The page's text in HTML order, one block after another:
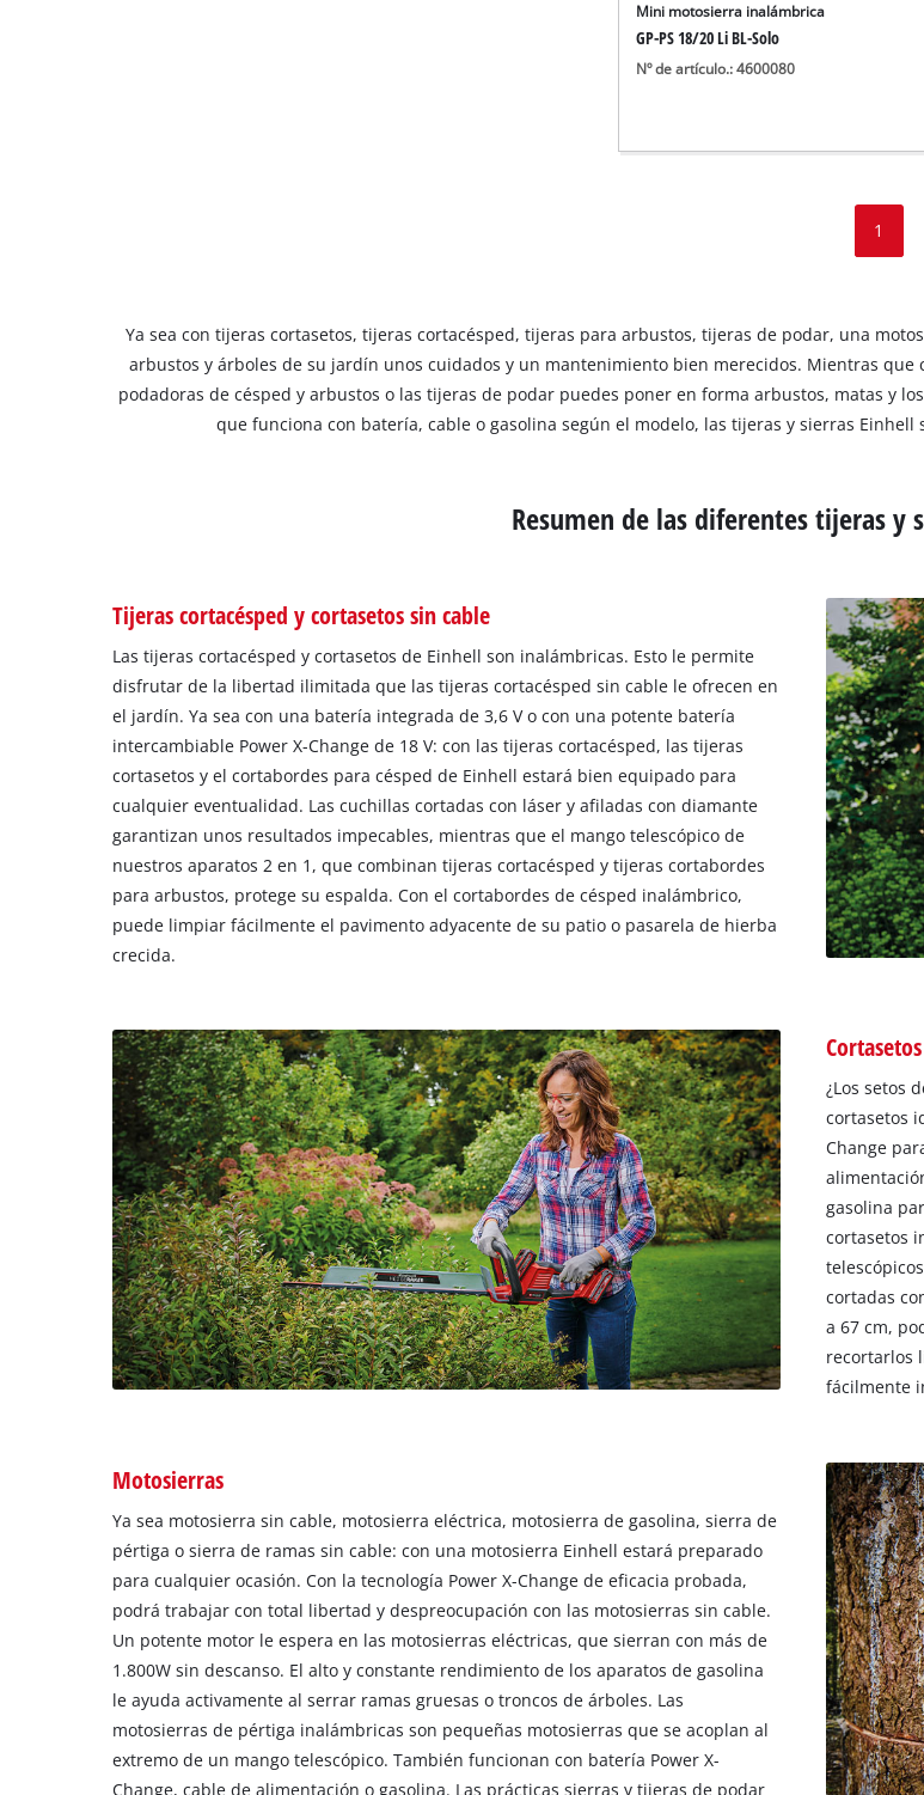
Mini motosierra inalámbrica
GP-PS 18/20 Li BL-Solo
Nº de artículo.: 4600080
1
Ya sea con tijeras cortasetos, tijeras cortacésped, tijeras para arbustos, tijeras de podar, una
arbustos y árboles de su jardín unos cuidados y un mantenimiento bien merecidos. Mientras
podadoras de césped y arbustos o las tijeras de podar puedes poner en forma arbustos, matas y
que funciona con batería, cable o gasolina según el modelo, las tijeras y sierras
Resumen de las diferentes tijeras y
Tijeras cortacésped y cortasetos sin cable
Las tijeras cortacésped y cortasetos de Einhell son inalámbricas. Esto le permite
disfrutar de la libertad ilimitada que las tijeras cortacésped sin cable le ofrecen en
el jardín. Ya sea con una batería integrada de 3,6 V o con una potente batería
intercambiable Power X-Change de 18 V: con las tijeras cortacésped, las tijeras
cortasetos y el cortabordes para césped de Einhell estará bien equipado para
cualquier eventualidad. Las cuchillas cortadas con láser y afiladas con diamante
garantizan unos resultados impecables, mientras que el mango telescópico de
nuestros aparatos 2 en 1, que combinan tijeras cortacésped y tijeras cortabordes
para arbustos, protege su espalda. Con el cortabordes de césped inalámbrico,
puede limpiar fácilmente el pavimento adyacente de su patio o pasarela de hierba
crecida.
Cortasetos
¿Los setos
cortasetos
Change
gasolina
cortasetos
cortadas
a 67 cm,
recortarlos
fácilmente
Motosierras
Ya sea motosierra sin cable, motosierra eléctrica, motosierra de gasolina, sierra de
pértiga o sierra de ramas sin cable: con una motosierra Einhell estará preparado
para cualquier ocasión. Con la tecnología Power X-Change de eficacia probada,
podrá trabajar con total libertad y despreocupación con las motosierras sin cable.
Un potente motor le espera en las motosierras eléctricas, que sierran con más de
1.800W sin descanso. El alto y constante rendimiento de los aparatos de gasolina
le ayuda activamente al serrar ramas gruesas o troncos de árboles. Las
motosierras de pértiga inalámbricas son pequeñas motosierras que se acoplan al
extremo de un mango telescópico. También funcionan con batería Power X-
Change, cable de alimentación o gasolina. Las prácticas sierras y tijeras de podar